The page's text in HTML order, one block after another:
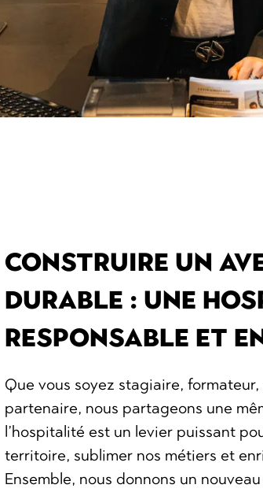
CONSTRUIRE UN
DURABLE : UNE
RESPONSABLE ET
Que vous soyez stagiaire,
partenaire, nous partageons une
l’hospitalité est un levier puissant
territoire, sublimer nos métiers et
Ensemble, nous donnons un nouveau